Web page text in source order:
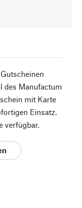
des Manufactum
mit Karte
Einsatz.
verfügbar.